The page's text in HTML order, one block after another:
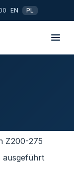
EN PL
Z200-275
ausgeführt